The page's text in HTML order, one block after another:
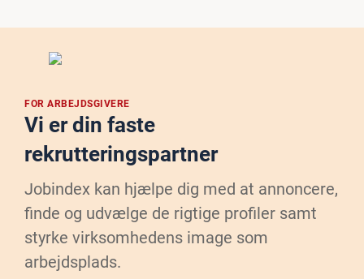
FOR ARBEJDSGIVERE
Vi er din faste
rekrutteringspartner
Jobindex kan hjælpe dig med at annoncere,
finde og udvælge de rigtige profiler samt
styrke virksomhedens image som
arbejdsplads.